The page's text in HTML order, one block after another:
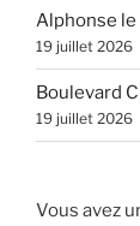
Alphonse
19 juillet 2026
Boulevard
19 juillet 2026
Vous avez